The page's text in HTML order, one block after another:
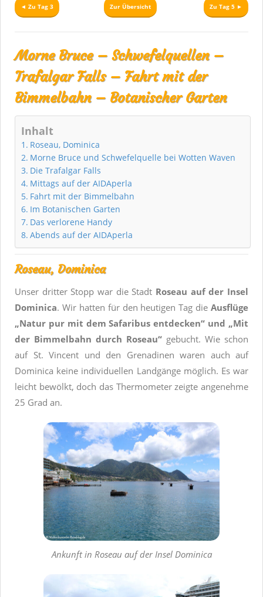
◄ Zu Tag 3 Zur Übersicht Zu Tag 5 ►
Morne Bruce – Schwefelquellen –
Trafalgar Falls – Fahrt mit der
Bimmelbahn – Botanischer Garten
Inhalt
Roseau, Dominica
Morne Bruce und Schwefelquelle bei Wotten Waven
Die Trafalgar Falls
Mittags auf der AIDAperla
Fahrt mit der Bimmelbahn
Im Botanischen Garten
Das verlorene Handy
Abends auf der AIDAperla
Roseau, Dominica
Unser dritter Stopp war die Stadt Roseau auf der Insel
Dominica. Wir hatten für den heutigen Tag die Ausflüge
„Natur pur mit dem Safaribus entdecken“ und „Mit
der Bimmelbahn durch Roseau“ gebucht. Wie schon
auf St. Vincent und den Grenadinen waren auch auf
Dominica keine individuellen Landgänge möglich. Es war
leicht bewölkt, doch das Thermometer zeigte angenehme
25 Grad an.
Ankunft in Roseau auf der Insel Dominica